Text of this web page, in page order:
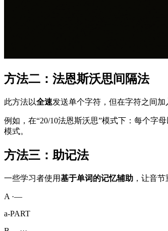
方法二：法恩斯沃思间隔法
此方法以全速发送单个字符，但在字符之间加
例如，在“20/10法恩斯沃思”模式下：每个字
模式。
方法三：助记法
一些学习者使用基于单词的记忆辅助 ，让音
A ·—
a-PART